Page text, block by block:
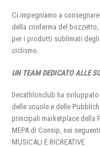
Ci impegniamo a
della conferma del
per i prodotti sublimati
ciclismo.
UN TEAM DEDICATO ALLE
Decathlonclub ha
delle scuole e delle
principali marketplace della
MEPA di Consip, nei seguenti
MUSICALI E RICREATIVE